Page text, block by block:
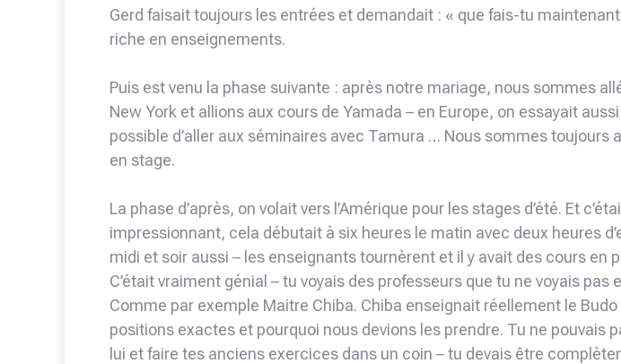
Gerd faisait toujours les entrées et demandait : « que fais-tu
riche en enseignements.
Puis est venu la phase suivante : après notre mariage, nous sommes
New York et allions aux cours de Yamada – en Europe, on essayait
possible d’aller aux séminaires avec Tamura … Nous sommes toujours
en stage.
La phase d’après, on volait vers l’Amérique pour les stages d’été. Et
impressionnant, cela débutait à six heures le matin avec deux heures
midi et soir aussi – les enseignants tournèrent et il y avait des cours en
C’était vraiment génial – tu voyais des professeurs que tu ne voyais pas
Comme par exemple Maitre Chiba. Chiba enseignait réellement le
positions exactes et pourquoi nous devions les prendre. Tu ne pouvais
lui et faire tes anciens exercices dans un coin – tu devais être